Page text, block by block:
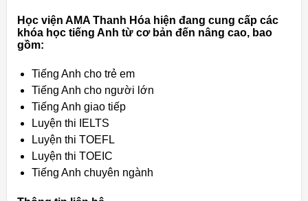
Học viện AMA Thanh Hóa hiện đang cung cấp các
khóa học tiếng Anh từ cơ bản đến nâng cao, bao
gồm:
Tiếng Anh cho trẻ em
Tiếng Anh cho người lớn
Tiếng Anh giao tiếp
Luyện thi IELTS
Luyện thi TOEFL
Luyện thi TOEIC
Tiếng Anh chuyên ngành